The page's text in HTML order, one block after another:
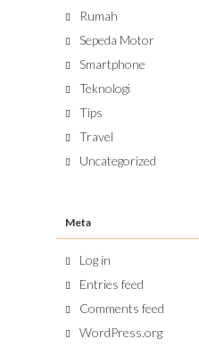
Rumah
Sepeda Motor
Smartphone
Teknologi
Tips
Travel
Uncategorized
Meta
Log in
Entries feed
Comments feed
WordPress.org